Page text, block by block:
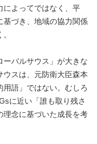
によってではなく、平
基づき、地域の協力関係
バルサウス」が大きな
ウスは、元防衛大臣森本
用語」ではない。むしろ
に近い「誰も取り残さ
理念に基づいた成長を考